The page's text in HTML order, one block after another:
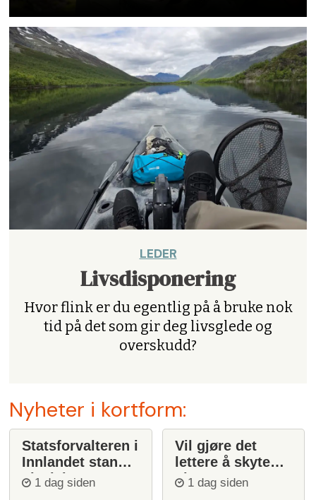
LEDER
Livsdisponering
Hvor flink er du egentlig på å bruke nok
tid på det som gir deg livsglede og
overskudd?
Nyheter i kortform:
Statsforvalteren i
Innlandet stanser
ulvejakt
1 dag siden
Vil gjøre det
lettere å skyte
ulv1 dag siden